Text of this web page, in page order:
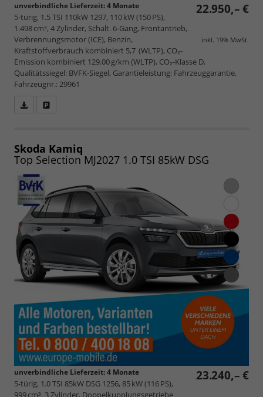
22.950,– €
inkl. 19% MwSt.
unverbindliche Lieferzeit:4 Monate
5-türig, 1.5 TSI 110kW 1297, 110 kW (150 PS),
1.498 cm³, 4 Zylinder, Schalt. 6-Gang, Frontantrieb,
Verbrennungsmotor (ICE), Benzin,
Kraftstoffverbrauch kombiniert 5,7 (WLTP), CO₂-
Emission kombiniert 129.00 g/km (WLTP), CO₂-Klasse D,
Qualitätssiegel: BVFK-Siegel, Garantieleistung: Fahrzeuggarantie,
Fahrzeugnr.: 29961
speichern/drucken
Skoda Kamiq
Top Selection MJ2027 1.0 TSI 85kW DSG
23.240,– €
unverbindliche Lieferzeit:4 Monate
5-türig, 1.0 TSI 85kW DSG 1256, 85 kW (116 PS),
999 cm³, 3 Zylinder, Doppelkupplungsgetriebe